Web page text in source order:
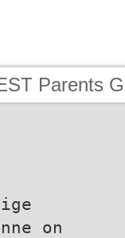
Parents
on